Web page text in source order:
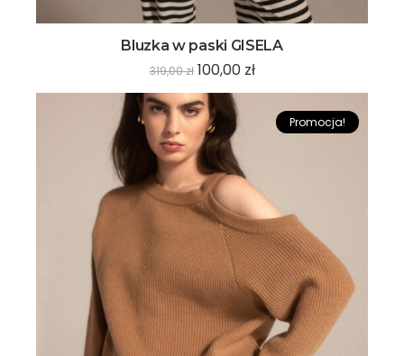
Bluzka w paski GISELA
319,00zł 100,00 zł
Promocja!